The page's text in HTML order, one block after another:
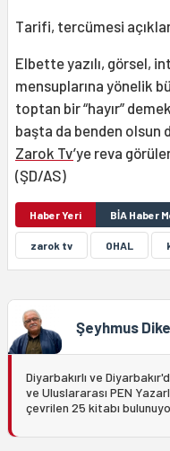
Tarifi, tercümesi
Elbette yazılı, görsel,
mensuplarına yönelik
toptan bir “hayır”
başta da benden olsun
Zarok Tv’ye reva
(ŞD/AS)
Haber Yeri BİA Haber
zarok tv OHAL
Şeyhmus
Diyarbakırlı ve
ve Uluslararası PEN
çevrilen 25 kitabı